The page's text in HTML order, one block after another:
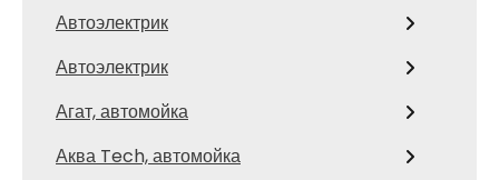
Автоэлектрик
Автоэлектрик
Агат, автомойка
Аква Tech, автомойка